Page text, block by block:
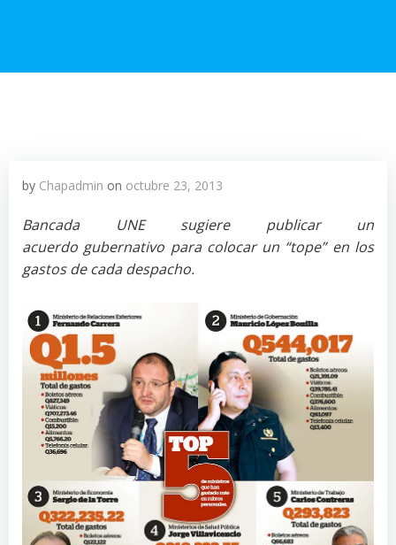
by Chapadmin on octubre 23, 2013
Bancada UNE sugiere publicar un
acuerdo gubernativo para colocar un “tope” en los
gastos de cada despacho.